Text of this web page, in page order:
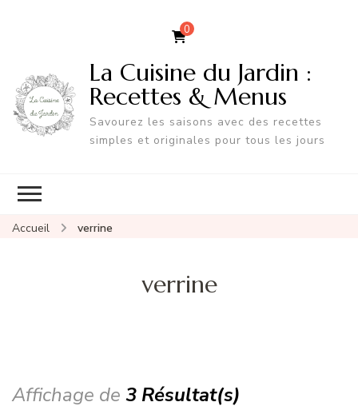
0
La Cuisine du Jardin :
Recettes & Menus
Savourez les saisons avec des recettes
simples et originales pour tous les jours
Accueil verrine
verrine
Affichage de 3 Résultat(s)